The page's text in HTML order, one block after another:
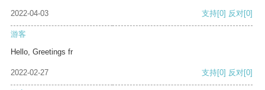
2022-04-03 支持[0] 反对[0]
游客
Hello, Greetings fr
2022-02-27 支持[0] 反对[0]